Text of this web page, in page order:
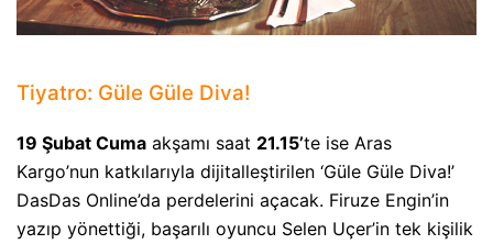
Tiyatro: Güle Güle Diva!
19 Şubat Cuma akşamı saat 21.15’te ise Aras
Kargo’nun katkılarıyla dijitalleştirilen ‘Güle Güle Diva!’
DasDas Online’da perdelerini açacak. Firuze Engin’in
yazıp yönettiği, başarılı oyuncu Selen Uçer’in tek kişilik